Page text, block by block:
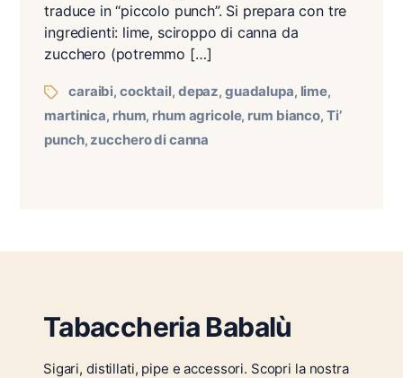
traduce in “piccolo punch”. Si prepara con tre
ingredienti: lime, sciroppo di canna da
zucchero (potremmo […]
caraibi,cocktail, depaz, guadalupa, lime,
martinica, rhum, rhum agricole, rum bianco, Ti’
punch, zucchero di canna
Tabaccheria Babalù
Sigari, distillati, pipe e accessori. Scopri la nostra